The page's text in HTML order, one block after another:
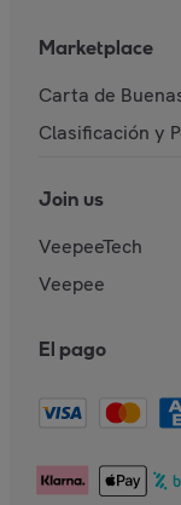
Marketplace
Carta de
Clasificación y
Join us
VeepeeTech
Veepee
El pago